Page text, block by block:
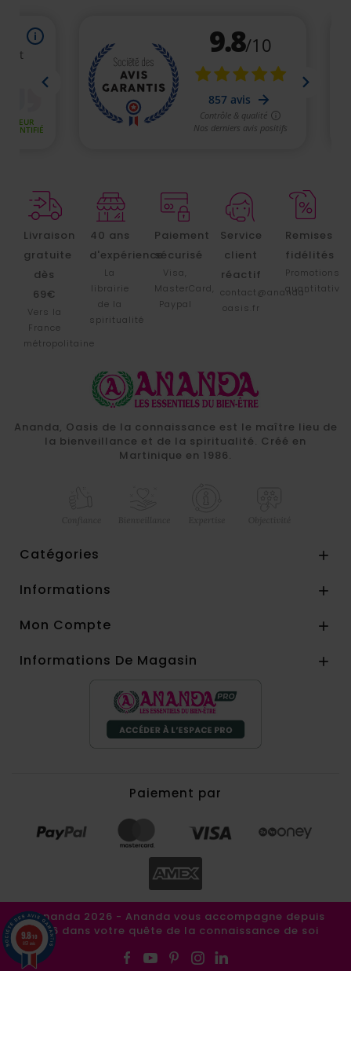
Livraison
gratuite
dès
69€
Vers la
France
métropolitaine
40 ans
d'expérience
La
librairie
de la
spiritualité
Paiement
sécurisé
Visa,
MasterCard,
Paypal
Service
client
réactif
contact@ananda-
oasis.fr
Remises
fidélités
Promotions
Ananda, Oasis de la connaissance est le maître lieu de
la bienveillance et de la spiritualité. Créé en
Martinique en 1986.
Catégories 
Informations 
Mon Compte 
Informations De Magasin 
Paiement par
©Ananda 2026 - Ananda vous accompagne depuis
1986 dans votre quête de la connaissance de soi
9.8/10
857 avis